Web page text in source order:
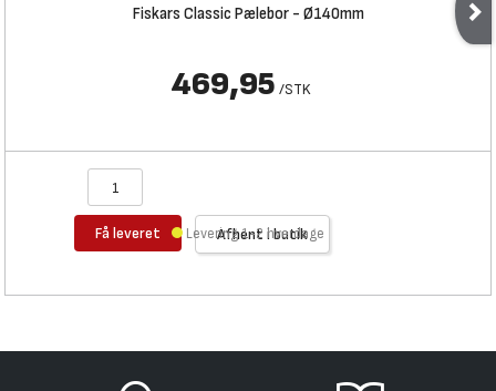
Fiskars Classic Pælebor - Ø140mm
469,95 /STK
Få leveret Afhent i butik
Levering 1-2 hverdage